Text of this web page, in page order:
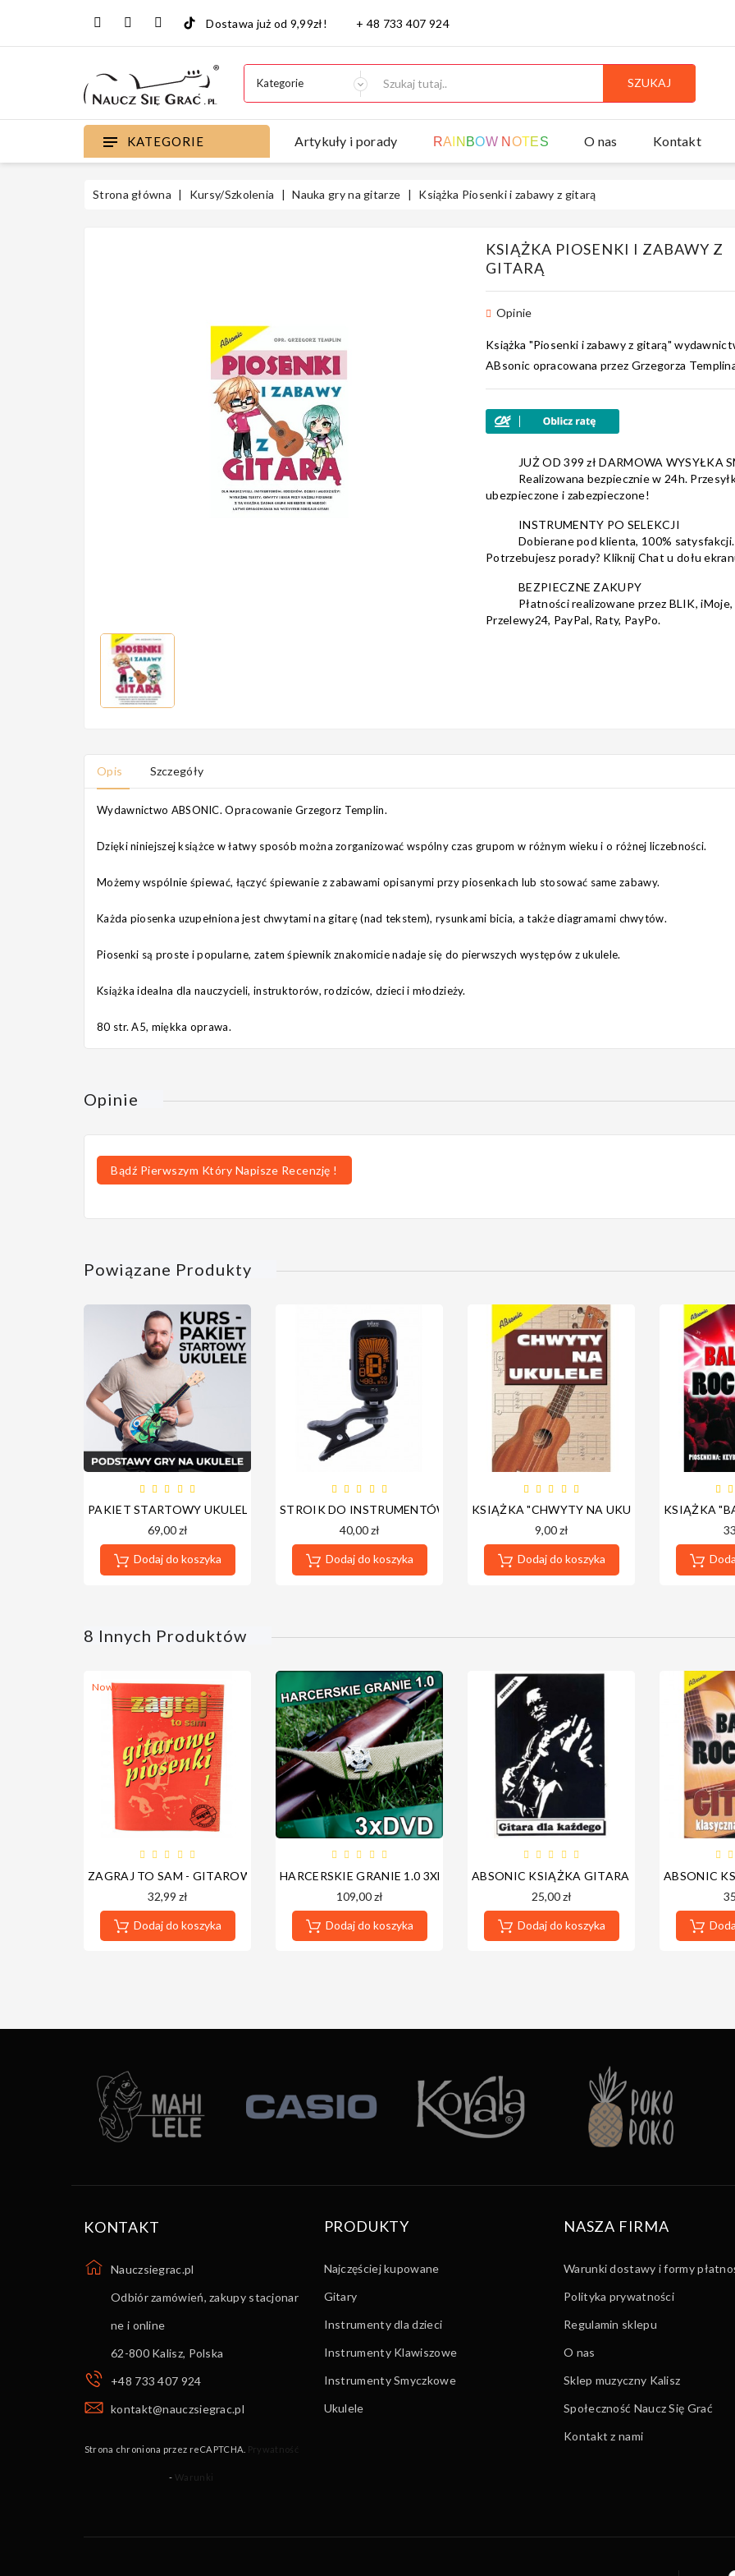
Dostawa już od 9,99zł! + 48 733 407 924
SZUKAJ
KATEGORIE Artykuły i porady RA N BOW N OTES O nas Kontakt
Strona główna Kursy/Szkolenia Nauka gry na gitarze Książka Piosenki i zabawy z gitarą
KSIĄŻKA PIOSENKI I ZABAWY Z
GITARĄ
Opinie
Książka "Piosenki i zabawy z gitarą"
ABsonic opracowana przez Grzegorza
JUŻ OD 399 zł DARMOWA WYSYŁKA
Realizowana bezpiecznie w 24h.
ubezpieczone i zabezpieczone!
INSTRUMENTY PO SELEKCJI
Dobierane pod klienta, 100% satysfakcji.
Potrzebujesz porady? Kliknij Chat u dołu
BEZPIECZNE ZAKUPY
Płatności realizowane przez BLIK, iMoje,
Przelewy24, PayPal, Raty, PayPo.
Opis Szczegóły
Wydawnictwo ABSONIC. Opracowanie Grzegorz Templin.
Dzięki niniejszej książce w łatwy sposób można zorganizować wspólny czas grupom w różnym wieku i o różnej liczebności.
Możemy wspólnie śpiewać, łączyć śpiewanie z zabawami opisanymi przy piosenkach lub stosować same zabawy.
Każda piosenka uzupełniona jest chwytami na gitarę (nad tekstem), rysunkami bicia, a także diagramami chwytów.
Piosenki są proste i popularne, zatem śpiewnik znakomicie nadaje się do pierwszych występów z ukulele.
Książka idealna dla nauczycieli, instruktorów, rodziców, dzieci i młodzieży.
80 str. A5, miękka oprawa.
Opinie
Bądź Pierwszym Który Napisze Recenzję !
Powiązane Produkty
PAKIET STARTOWY UKULELE WERSJA CYFROWA - NOWA PLATFORMA - DOSTĘP ROCZNY
69,00 zł
Dodaj do koszyka
STROIK DO INSTRUMENTÓW BOSTON IT-5
40,00 zł
Dodaj do koszyka
KSIĄŻKA "CHWYTY NA UKULELE"
9,00 zł
Dodaj do koszyka
KSIĄŻKA
8 Innych Produktów
Nowy
ZAGRAJ TO SAM - GITAROWE PIOSENKI CZ. 1 STUDIO BIS
32,99 zł
Dodaj do koszyka
HARCERSKIE GRANIE 1.0 3XDVD WERSJA PŁYTOWA
109,00 zł
Dodaj do koszyka
ABSONIC KSIĄŻKA GITARA DLA KAŻDEGO
25,00 zł
Dodaj do koszyka
ABSONIC
KONTAKT
Nauczsiegrac.pl
Odbiór zamówień, zakupy stacjonar
ne i online
62-800 Kalisz, Polska
+48 733 407 924
kontakt@nauczsiegrac.pl
Strona chroniona przez reCAPTCHA. Prywatność
- Warunki
PRODUKTY
Najczęściej kupowane
Gitary
Instrumenty dla dzieci
Instrumenty Klawiszowe
Instrumenty Smyczkowe
Ukulele
NASZA FIRMA
Warunki dostawy i formy
Polityka prywatności
Regulamin sklepu
O nas
Sklep muzyczny Kalisz
Społeczność Naucz Się Grać
Kontakt z nami